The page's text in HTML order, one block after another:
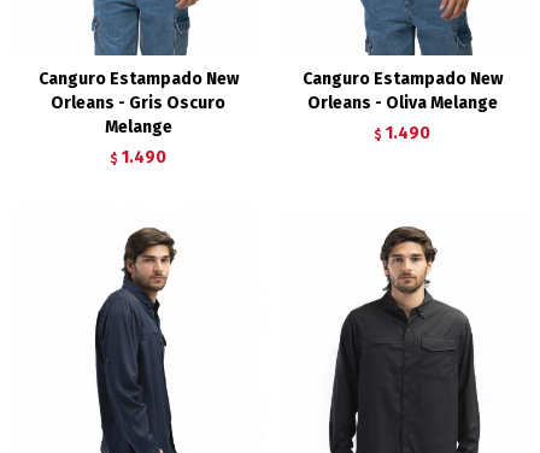
Canguro Estampado New
Orleans - Gris Oscuro
Melange
$ 1.490
Canguro Estampado New
Orleans - Oliva Melange
$ 1.490